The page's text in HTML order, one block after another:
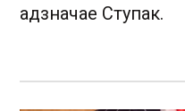
адзначае Ступак.